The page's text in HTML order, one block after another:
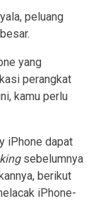
peluang
yang
perangkat
kamu perlu
iPhone dapat
sebelumnya
berikut
iPhone-